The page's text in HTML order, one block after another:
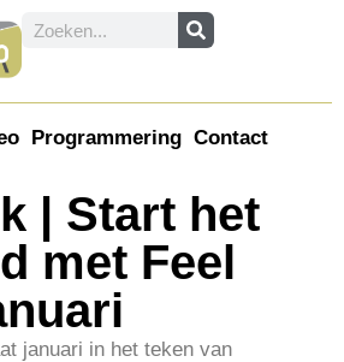
Programmering Contact
| Start het
met Feel
januari in het teken van